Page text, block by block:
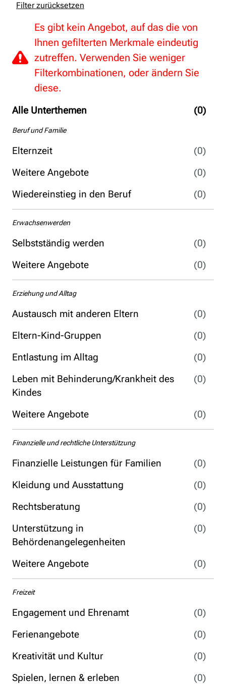
Alle Unterthemen (0)
Beruf und Familie
Elternzeit
(0)
Weitere Angebote
(0)
Wiedereinstieg in den Beruf
(0)
Erwachsenwerden
Selbstständig werden
(0)
Weitere Angebote
(0)
Erziehung und Alltag
Austausch mit anderen Eltern
(0)
Eltern-Kind-Gruppen
(0)
Entlastung im Alltag
(0)
Leben mit Behinderung/Krankheit des
Kindes
(0)
Weitere Angebote (0)
Finanzielle und rechtliche Unterstützung
Finanzielle Leistungen für Familien
(0)
Kleidung und Ausstattung
(0)
Rechtsberatung
(0)
Unterstützung in
Behördenangelegenheiten
(0)
Weitere Angebote (0)
Freizeit
Engagement und Ehrenamt
(0)
Ferienangebote
(0)
Kreativität und Kultur
(0)
Spielen, lernen & erleben
(0)
Filter zurücksetzen
Es gibt kein Angebot, auf das die von
Ihnen gefilterten Merkmale eindeutig
zutreffen. Verwenden Sie weniger
Filterkombinationen, oder ändern Sie
diese.